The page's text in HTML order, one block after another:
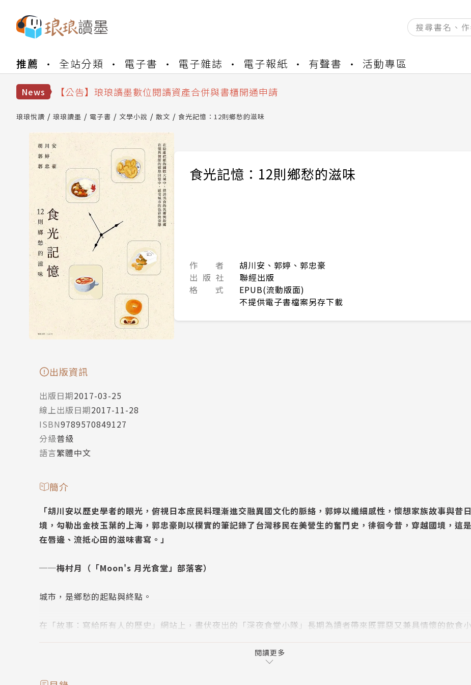
推薦 全站分類 電子書 電子雜誌 電子報紙 有聲書 活動專區
News
【公告】因 Readmoo 讀墨系統維護中，本站同步暫停部分閱讀服務
【公告】琅琅讀墨書櫃開通常見問題
【公告】琅琅書店服務升級重要說明及資產合併結果查詢
【公告】因 Readmoo 讀墨系統維護中，本站同步暫停部分閱讀服務
琅琅悅讀 琅琅讀墨 電子書 文學小說 散文 食光記憶：12則鄉愁的滋味
食光記憶：12則鄉愁的滋味
作 者
胡川安、郭婷、郭忠豪
出 版 社
聯經出版
格 式
EPUB(流動版面)
不提供電子書檔案另存下載
出版資訊
出版日期2017-03-25
線上出版日期2017-11-28
ISBN9789570849127
分級普級
語言繁體中文
簡介
「胡川安以歷史學者的眼光，俯視日本庶民料理漸進交融異國文化的脈絡，郭婷以纖細感性，懷想家族故事與昔
境，勾勒出金枝玉葉的上海，郭忠豪則以樸實的筆記錄了台灣移民在美營生的奮鬥史，徘徊今昔，穿越國境，這
在唇邊、流抵心田的滋味書寫。」
──梅村月（「Moon's 月光食堂」部落客）
城市，是鄉愁的起點與終點。
在「故事：寫給所有人的歷史」網站上，晝伏夜出的「深夜食堂小隊」長期為讀者帶來既罪惡又兼具情懷的飲食
造出《食光記憶：12則鄉愁的滋味》一書。他們聚焦於東京、上海及紐約三座國際大都市中，移民、離散、流亡、
和食物的關係，用食物串起世代間關於移動、鄉愁和品味的記憶，以食物訴說時光流轉的故事。
閱讀更多